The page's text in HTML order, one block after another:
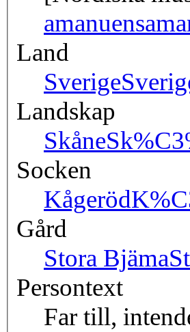
amanuens
Land
Sverige
Landskap
Skåne
Socken
Kågeröd
Gård
Stora Bjäma
Persontext
Far till,